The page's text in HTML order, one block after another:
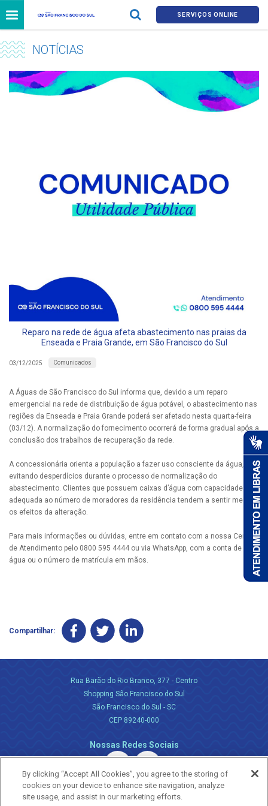
SERVIÇOS ONLINE
NOTÍCIAS
Reparo na rede de água afeta abastecimento nas praias da
Enseada e Praia Grande, em São Francisco do Sul
03/12/2025 Comunicados
A Águas de São Francisco do Sul informa que, devido a um reparo
emergencial na rede de distribuição de água potável, o abastecimento nas
regiões da Enseada e Praia Grande poderá ser afetado nesta quarta-feira
(03/12). A normalização do fornecimento ocorrerá de forma gradual após a
conclusão dos trabalhos de recuperação da rede.
A concessionária orienta a população a fazer uso consciente da água,
evitando desperdícios durante o processo de normalização do
abastecimento. Clientes que possuem caixas d’água com capacidade
adequada ao número de moradores da residência tendem a sentir menos
os efeitos da alteração.
Para mais informações ou dúvidas, entre em contato com a nossa Central
de Atendimento pelo 0800 595 4444 ou via WhatsApp, com a conta de
água ou o número de matrícula em mãos.
Compartilhar:
Rua Barão do Rio Branco, 377 - Centro
Shopping São Francisco do Sul
São Francisco do Sul - SC
CEP 89240-000
Nossas Redes Sociais
By clicking “Accept All Cookies”, you agree to the storing of
cookies on your device to enhance site navigation, analyze
site usage, and assist in our marketing efforts.